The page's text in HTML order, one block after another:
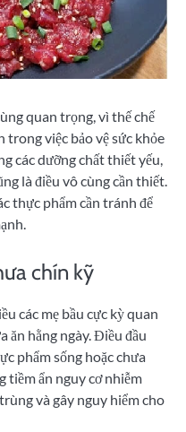
quan trọng, vì thế chế
việc bảo vệ sức khỏe
các dưỡng chất thiết yếu,
là điều vô cùng cần thiết.
thực phẩm cần tránh để
chín kỹ
các mẹ bầu cực kỳ quan
ăn hằng ngày. Điều đầu
phẩm sống hoặc chưa
tiềm ẩn nguy cơ nhiễm
và gây nguy hiểm cho